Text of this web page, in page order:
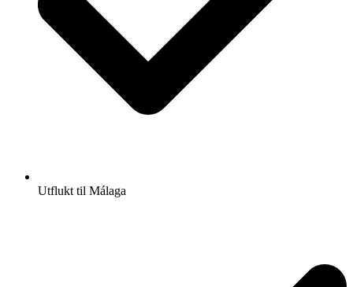
Utflukt til Málaga